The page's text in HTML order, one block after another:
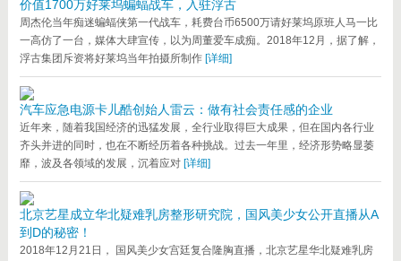
价值1700万好莱坞蝙蝠战车，入驻浮古
周杰伦当年痴迷蝙蝠侠第一代战车，耗费台币6500万请好莱坞原班人马一比
一高仿了一台，媒体大肆宣传，以为周董爱车成痴。2018年12月，据了解，
浮古集团斥资将好莱坞当年拍摄所制作 [详细]
汽车应急电源卡儿酷创始人雷云：做有社会责任感的企业
近年来，随着我国经济的迅猛发展，全行业取得巨大成果，但在国内各行业
齐头并进的同时，也在不断经历着各种挑战。过去一年里，经济形势略显萎
靡，波及各领域的发展，沉着应对 [详细]
北京艺星成立华北疑难乳房整形研究院，国风美少女公开直播从A
到D的秘密！
2018年12月21日， 国风美少女宫廷复合隆胸直播，北京艺星华北疑难乳房